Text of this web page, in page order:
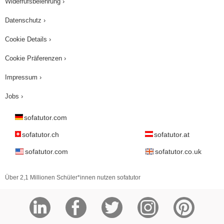
Datenschutz ›
Cookie Details ›
Cookie Präferenzen ›
Impressum ›
Jobs ›
sofatutor.com
sofatutor.ch sofatutor.at
sofatutor.com sofatutor.co.uk
Über 2,1 Millionen Schüler*innen nutzen sofatutor